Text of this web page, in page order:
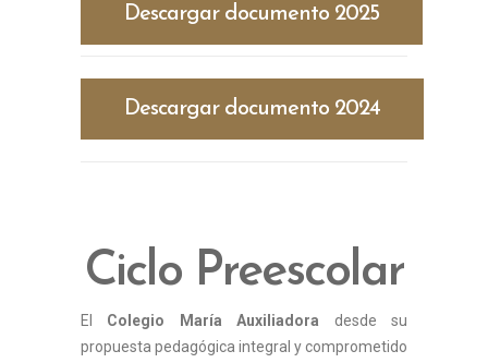
Descargar documento 2025
Descargar documento 2024
Ciclo Preescolar
El Colegio María Auxiliadora desde su
propuesta pedagógica integral y comprometido